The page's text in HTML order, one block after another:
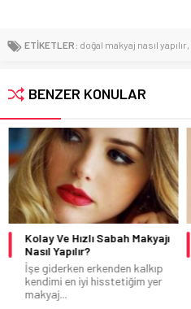
ETİKETLER: doğal makyaj nasıl yapılır,
BENZER KONULAR
Kolay Ve Hızlı Sabah Makyajı
Nasıl Yapılır?
İşe giderken erkenden kalkıp
kendimi en iyi hisstetiğim yer
makyaj...